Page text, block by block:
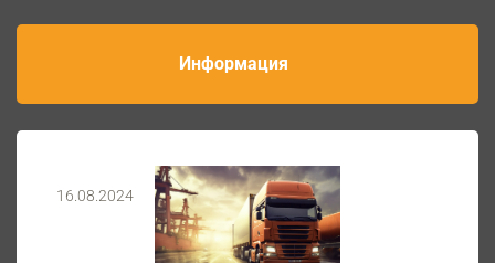
Информация
16.08.2024